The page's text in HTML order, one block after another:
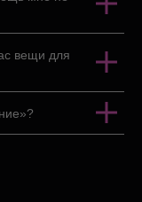
вещи для